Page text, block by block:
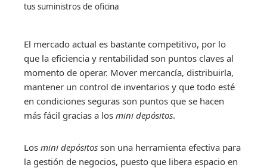
tus suministros de oficina
El mercado actual es bastante competitivo, por lo
que la eficiencia y rentabilidad son puntos claves al
momento de operar. Mover mercancía, distribuirla,
mantener un control de inventarios y que todo esté
en condiciones seguras son puntos que se hacen
más fácil gracias a los mini depósitos.
Los mini depósitos son una herramienta efectiva para
la gestión de negocios, puesto que libera espacio en